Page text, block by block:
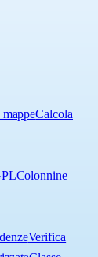
mappeCalcola
Colonnine
Verifica